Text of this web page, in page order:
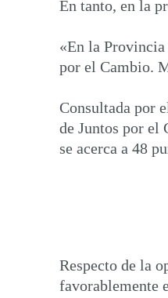
En tanto, en la
«En la
por el Cambio.
Consultada por
de Juntos por el
se acerca a 48
Respecto de la
favorablemente